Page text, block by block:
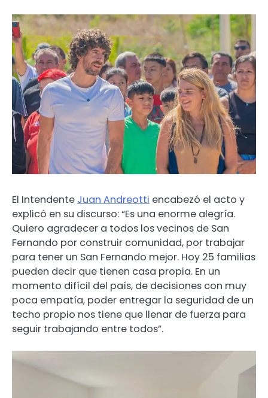
El Intendente Juan Andreotti encabezó el acto y
explicó en su discurso: “Es una enorme alegría.
Quiero agradecer a todos los vecinos de San
Fernando por construir comunidad, por trabajar
para tener un San Fernando mejor. Hoy 25 familias
pueden decir que tienen casa propia. En un
momento difícil del país, de decisiones con muy
poca empatía, poder entregar la seguridad de un
techo propio nos tiene que llenar de fuerza para
seguir trabajando entre todos”.